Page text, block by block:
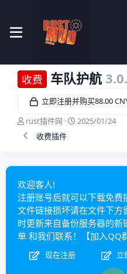
收费 车队护航
立即注册并购买88.00
作
者
rust插件网
创
2025/01/24
收费插件
欢迎客人!
注册账号后就可以下载免
文件链接损坏请在文件下
时更新来自备份服务器的
单 和我们联系！【加入QQ
现在注册 立